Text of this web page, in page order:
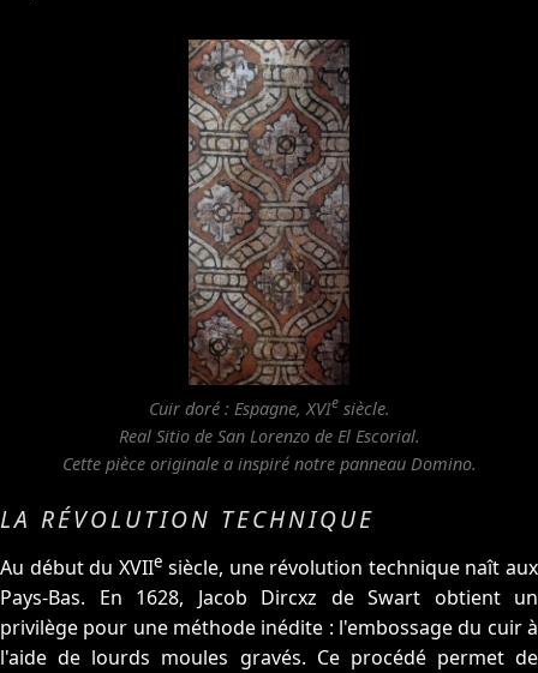
Cuir doré : Espagne, XVIesiècle.
Real Sitio de San Lorenzo de El Escorial.
Cette pièce originale a inspiré notre panneau Domino.
LA RÉVOLUTION TECHNIQUE
Au début du XVIIe siècle, une révolution technique naît aux
Pays-Bas. En 1628, Jacob Dircxz de Swart obtient un
privilège pour une méthode inédite : l'embossage du cuir à
l'aide de lourds moules gravés. Ce procédé permet de